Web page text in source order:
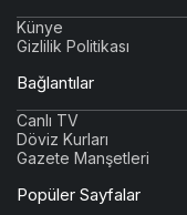
Künye
Gizlilik Politikası
Bağlantılar
Canlı TV
Döviz Kurları
Gazete Manşetleri
Popüler Sayfalar